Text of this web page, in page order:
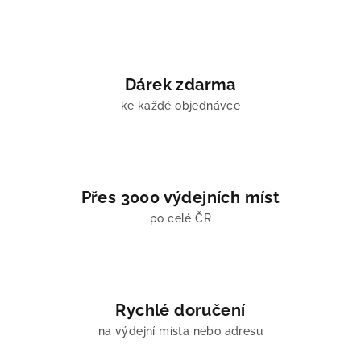
Dárek zdarma
ke každé objednávce
Přes 3000 výdejních míst
po celé ČR
Rychlé doručení
na výdejní místa nebo adresu